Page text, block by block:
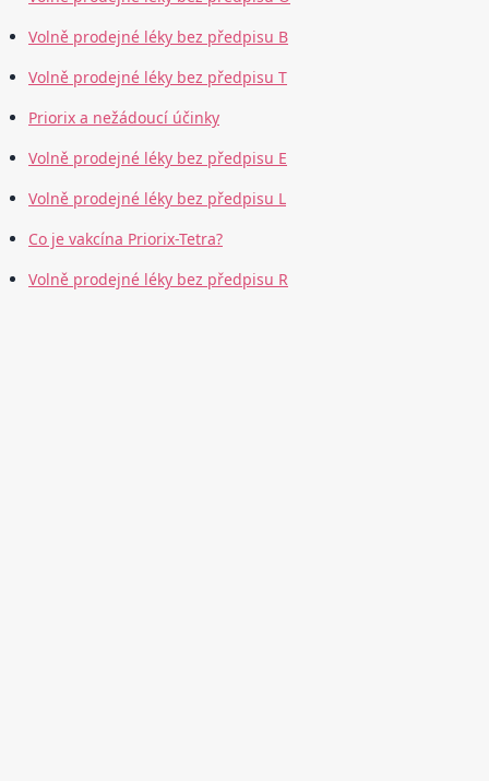
Volně prodejné léky bez předpisu B
Volně prodejné léky bez předpisu T
Priorix a nežádoucí účinky
Volně prodejné léky bez předpisu E
Volně prodejné léky bez předpisu L
Co je vakcína Priorix-Tetra?
Volně prodejné léky bez předpisu R